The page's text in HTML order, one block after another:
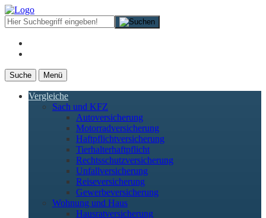
Suche Menü
Vergleiche
Sach und KFZ
Autoversicherung
Motorradversicherung
Haftpflichtversicherung
Tierhalterhaftpflicht
Rechtsschutzversicherung
Unfallversicherung
Reiseversicherung
Gewerbeversicherung
Wohnung und Haus
Hausratversicherung